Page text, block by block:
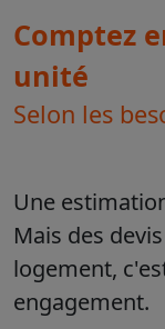
Comptez
unité
Selon les
Une
Mais des
logement,
engagement.